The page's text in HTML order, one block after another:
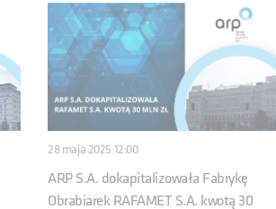
28 maja 2025 12:00
ARP S.A. dokapitalizowała Fabrykę
Obrabiarek RAFAMET S.A. kwotą 30